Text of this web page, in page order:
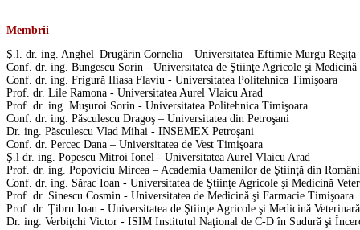
Membrii
Ş.l. dr. ing. Anghel–Drugărin Cornelia – Universitatea Eftimie Murgu Reşiţa
Conf. dr. ing. Bungescu Sorin - Universitatea de Ştiinţe Agricole şi
Conf. dr. ing. Frigură Iliasa Flaviu - Universitatea Politehnica Timişoara
Prof. dr. Lile Ramona - Universitatea Aurel Vlaicu Arad
Prof. dr. ing. Muşuroi Sorin - Universitatea Politehnica Timişoara
Conf. dr. ing. Păsculescu Dragoş – Universitatea din Petroşani
Dr. ing. Păsculescu Vlad Mihai - INSEMEX Petroşani
Conf. dr. Percec Dana – Universitatea de Vest Timişoara
Ş.l dr. ing. Popescu Mitroi Ionel - Universitatea Aurel Vlaicu Arad
Prof. dr. ing. Popoviciu Mircea – Academia Oamenilor de Ştiinţă din
Conf. dr. ing. Sărac Ioan - Universitatea de Ştiinţe Agricole şi Medicină
Prof. dr. Sinescu Cosmin - Universitatea de Medicină şi Farmacie Timişoara
Prof. dr. Ţibru Ioan - Universitatea de Ştiinţe Agricole şi Medicină
Dr. ing. Verbiţchi Victor - ISIM Institutul Naţional de C-D în Sudură şi